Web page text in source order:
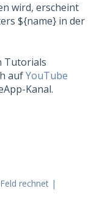
wird, erscheint
${name} in der
Tutorials
aufYouTube
Kanal.
rechnet |